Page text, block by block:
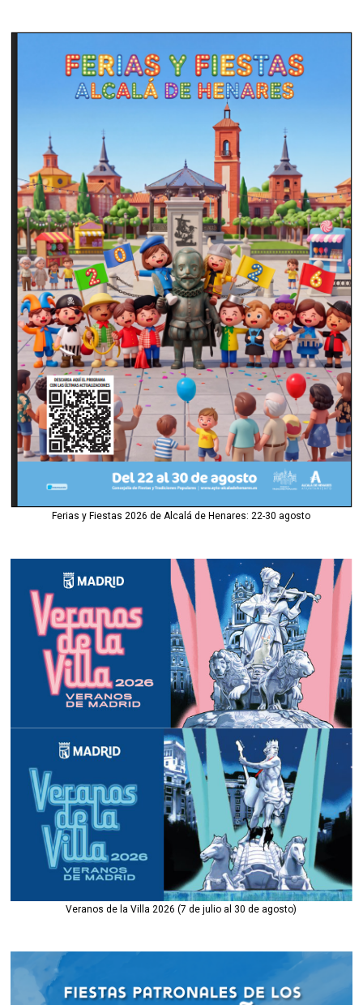
Ferias y Fiestas 2026 de Alcalá de Henares: 22-30 agosto
Veranos de la Villa 2026 (7 de julio al 30 de agosto)